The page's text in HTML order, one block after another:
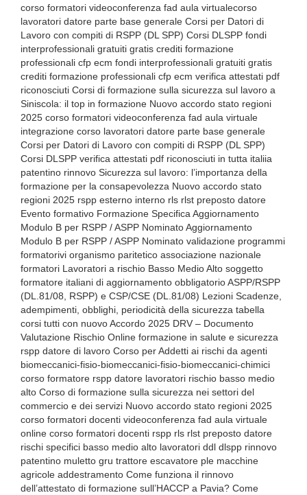
corso formatori videoconferenza fad aula virtualecorso
lavoratori datore parte base generale Corsi per Datori di
Lavoro con compiti di RSPP (DL SPP) Corsi DLSPP fondi
interprofessionali gratuiti gratis crediti formazione
professionali cfp ecm fondi interprofessionali gratuiti gratis
crediti formazione professionali cfp ecm verifica attestati pdf
riconosciuti Corsi di formazione sulla sicurezza sul lavoro a
Siniscola: il top in formazione Nuovo accordo stato regioni
2025 corso formatori videoconferenza fad aula virtuale
integrazione corso lavoratori datore parte base generale
Corsi per Datori di Lavoro con compiti di RSPP (DL SPP)
Corsi DLSPP verifica attestati pdf riconosciuti in tutta italiia
patentino rinnovo Sicurezza sul lavoro: l’importanza della
formazione per la consapevolezza Nuovo accordo stato
regioni 2025 rspp esterno interno rls rlst preposto datore
Evento formativo Formazione Specifica Aggiornamento
Modulo B per RSPP / ASPP Nominato Aggiornamento
Modulo B per RSPP / ASPP Nominato validazione programmi
formatorivi organismo paritetico associazione nazionale
formatori Lavoratori a rischio Basso Medio Alto soggetto
formatore italiani di aggiornamento obbligatorio ASPP/RSPP
(DL.81/08, RSPP) e CSP/CSE (DL.81/08) Lezioni Scadenze,
adempimenti, obblighi, periodicità della sicurezza tabella
corsi tutti con nuovo Accordo 2025 DRV – Documento
Valutazione Rischio Online formazione in salute e sicurezza
rspp datore di lavoro Corso per Addetti ai rischi da agenti
biomeccanici-fisio-biomeccanici-fisio-biomeccanici-chimici
corso formatore rspp datore lavoratori rischio basso medio
alto Corso di formazione sulla sicurezza nei settori del
commercio e dei servizi Nuovo accordo stato regioni 2025
corso formatori docenti videoconferenza fad aula virtuale
online corso formatori docenti rspp rls rlst preposto datore
rischi specifici basso medio alto lavoratori ddl dlspp rinnovo
patentino muletto gru trattore escavatore ple macchine
agricole addestramento Come funziona il rinnovo
dell’attestato di formazione sull’HACCP a Pavia? Come